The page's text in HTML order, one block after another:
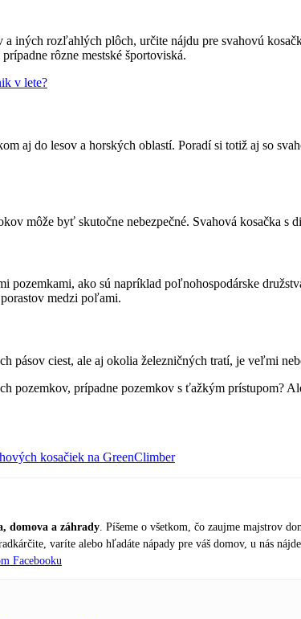
iných rozľahlých plôch, určite nájdu pre svahovú
rôzne mestské športoviská.
v lete?
aj do lesov a horských oblastí. Poradí si totiž aj so
môže byť skutočne nebezpečné. Svahová kosačka
ako sú napríklad poľnohospodárske
medzi poľami.
pásov ciest, ale aj okolia železničných tratí, je veľmi
pozemkov, prípadne pozemkov s ťažkým prístupom?
kosačiek na GreenClimber
domova a záhrady . Píšeme o všetkom, čo zaujme majstrov
varíte alebo hľadáte nápady pre váš domov, u nás
Facebooku